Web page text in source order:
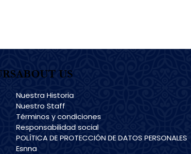
ABOUT US
Nuestra Historia
Nuestro Staff
Términos y condiciones
Responsabilidad social
POLÍTICA DE PROTECCIÓN DE DATOS PERSONALES
Esnna